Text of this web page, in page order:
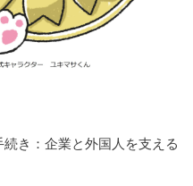
き：企業と外国人を支える